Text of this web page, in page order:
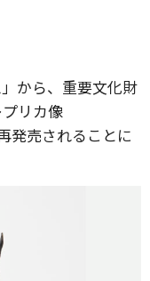
から、重要文化財
リカ像
発売されることに